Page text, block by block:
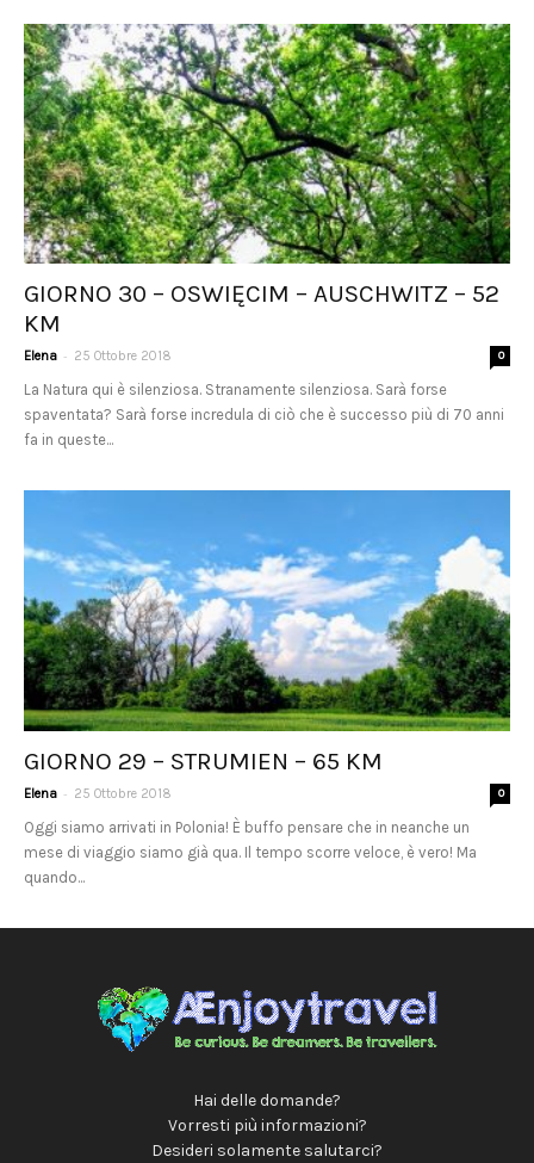
GIORNO 30 – OSWIĘCIM – AUSCHWITZ – 52
KM
Elena - 25 Ottobre 2018 0
La Natura qui è silenziosa. Stranamente silenziosa. Sarà forse
spaventata? Sarà forse incredula di ciò che è successo più di 70 anni
fa in queste...
GIORNO 29 – STRUMIEN – 65 KM
Elena - 25 Ottobre 2018 0
Oggi siamo arrivati in Polonia! È buffo pensare che in neanche un
mese di viaggio siamo già qua. Il tempo scorre veloce, è vero! Ma
quando...
Hai delle domande?
Vorresti più informazioni?
Desideri solamente salutarci?